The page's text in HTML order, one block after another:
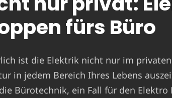
fürs Büro
ist die Elektrik nicht nur im
in jedem Bereich Ihres Lebens
Bürotechnik, ein Fall für den